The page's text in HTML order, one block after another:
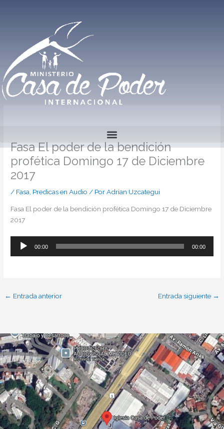
Fasa El poder de la bendición
profética Domingo 17 de Diciembre
2017
/ Fasa Predicas en Audio / PorAdrian Uzcategui
Fasa El poder de la bendición profética Domingo 17 de Diciembre
2017
Reproductor
00:00 00:00
← Entrada anterior Entrada siguiente →